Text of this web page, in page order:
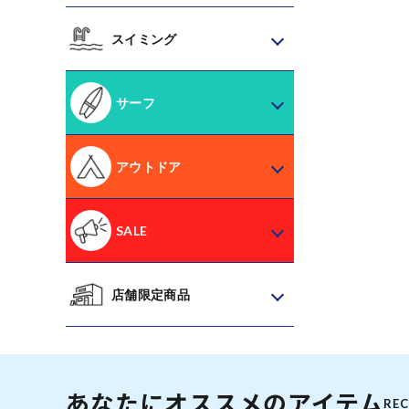
スイミング
サーフ
アウトドア
SALE
店舗限定商品